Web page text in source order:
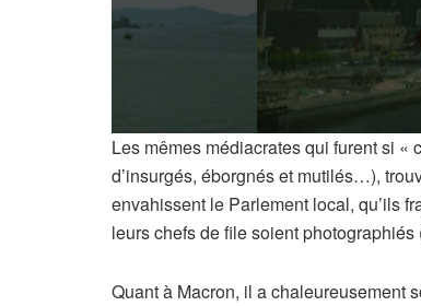
Les mêmes médiacrates qui furent si «
d’insurgés, éborgnés et mutilés…),
envahissent le Parlement local, qu’ils
leurs chefs de file soient
Quant à Macron, il a chaleureusement